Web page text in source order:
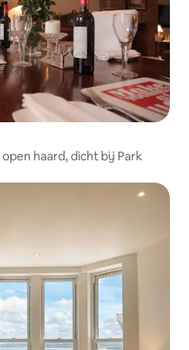
haard, dicht bij Park